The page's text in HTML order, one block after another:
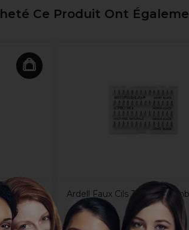
Ce Produit Ont
Ardell Faux Cils Touffes